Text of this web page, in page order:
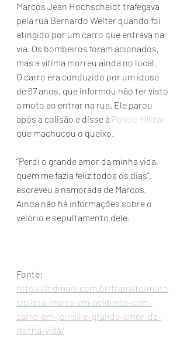
Marcos Jean Hochscheidt trafegava
pela rua Bernardo Welter quando foi
atingido por um carro que entrava na
via. Os bombeiros foram acionados,
mas a vítima morreu ainda no local.
O carro era conduzido por um idoso
de 67 anos, que informou não ter visto
a moto ao entrar na rua. Ele parou
após a colisão e disse à Polícia Militar
que machucou o queixo.
“Perdi o grande amor da minha vida,
quem me fazia feliz todos os dias”,
escreveu a namorada de Marcos.
Ainda não há informações sobre o
velório e sepultamento dele.
Fonte:
https://ndmais.com.br/transito/moto
ciclista-morre-em-acidente-com-
carro-em-joinville-grande-amor-da-
minha-vida/